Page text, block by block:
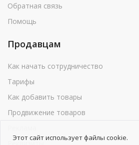
Обратная связь
Помощь
Продавцам
Как начать сотрудничество
Тарифы
Как добавить товары
Продвижение товаров
Реквизиты
Этот сайт использует файлы cookie.